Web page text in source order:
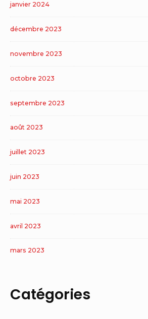
janvier 2024
décembre 2023
novembre 2023
octobre 2023
septembre 2023
août 2023
juillet 2023
juin 2023
mai 2023
avril 2023
mars 2023
Catégories